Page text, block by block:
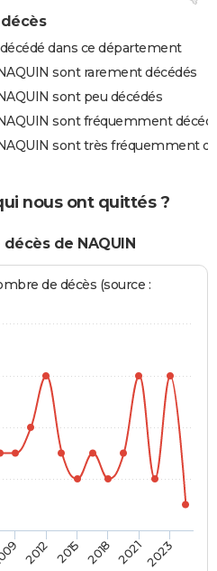
décès
dans ce département
sont rarement décédés
sont peu décédés
sont fréquemment
sont très fréquemment
nous ont quittés ?
de NAQUIN
de décès (source :
2012 2015 2018 20212023